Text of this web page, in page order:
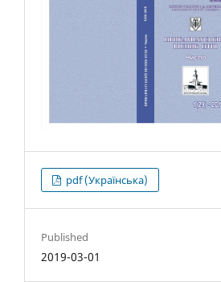
pdf (Українська)
Published
2019-03-01